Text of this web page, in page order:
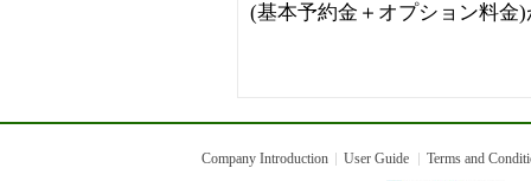
(基本予約金＋オプション料金
Company Introduction User Guide Terms and